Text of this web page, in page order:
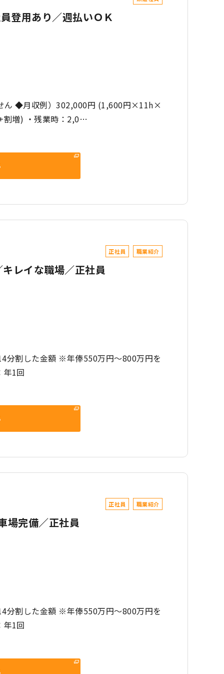
登用あり／週払いＯＫ
ん ◆月収例）302,000円 (1,600円×11h×
割増) ・残業時：2,0…
正社員 職業紹介
レイな職場／正社員
分割した金額 ※年俸550万円～800万円を
1回
正社員 職業紹介
場完備／正社員
分割した金額 ※年俸550万円～800万円を
1回